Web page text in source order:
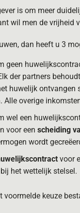
is om meer
wil men de vrijheid
dan heeft u 3
geen
der partners
huwelijk
Alle overige
wel een
voor een scheiding
wordt
voor
het wettelijk stelsel.
voormelde keuze